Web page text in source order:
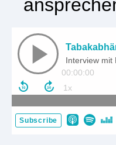
00:00:00
Subscribe